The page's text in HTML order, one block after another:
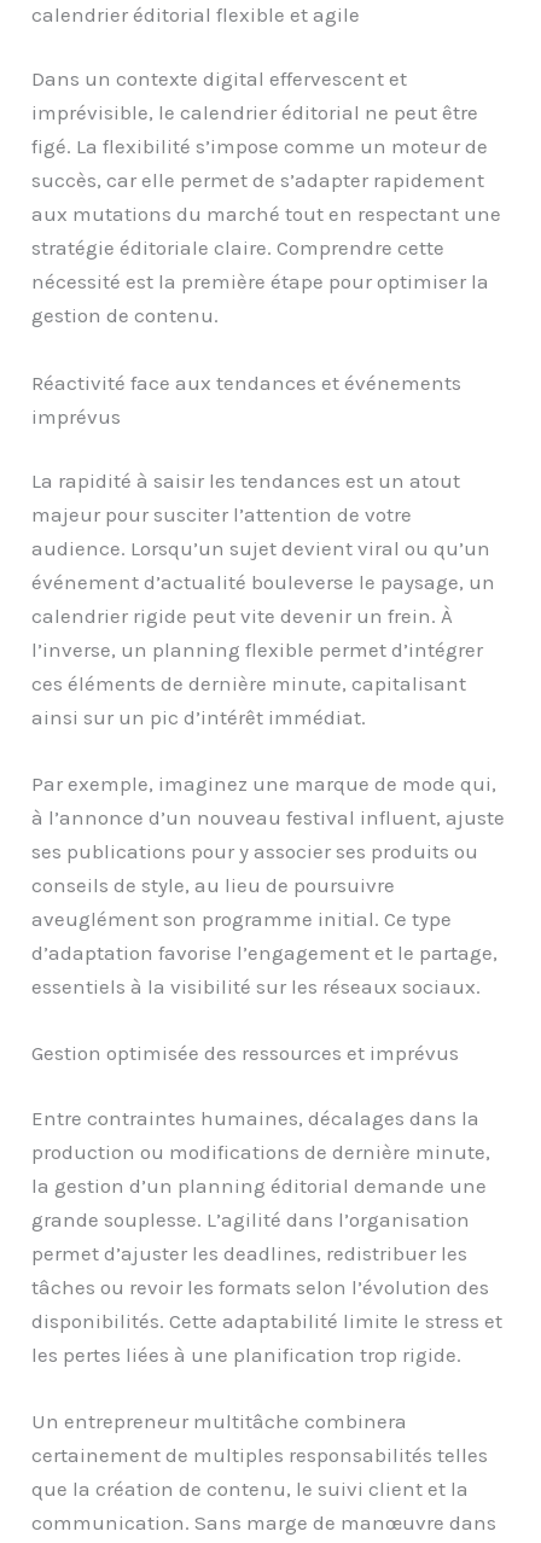
calendrier éditorial flexible et agile
Dans un contexte digital effervescent et
imprévisible, le calendrier éditorial ne peut être
figé. La flexibilité s’impose comme un moteur de
succès, car elle permet de s’adapter rapidement
aux mutations du marché tout en respectant une
stratégie éditoriale claire. Comprendre cette
nécessité est la première étape pour optimiser la
gestion de contenu.
Réactivité face aux tendances et événements
imprévus
La rapidité à saisir les tendances est un atout
majeur pour susciter l’attention de votre
audience. Lorsqu’un sujet devient viral ou qu’un
événement d’actualité bouleverse le paysage, un
calendrier rigide peut vite devenir un frein. À
l’inverse, un planning flexible permet d’intégrer
ces éléments de dernière minute, capitalisant
ainsi sur un pic d’intérêt immédiat.
Par exemple, imaginez une marque de mode qui,
à l’annonce d’un nouveau festival influent, ajuste
ses publications pour y associer ses produits ou
conseils de style, au lieu de poursuivre
aveuglément son programme initial. Ce type
d’adaptation favorise l’engagement et le partage,
essentiels à la visibilité sur les réseaux sociaux.
Gestion optimisée des ressources et imprévus
Entre contraintes humaines, décalages dans la
production ou modifications de dernière minute,
la gestion d’un planning éditorial demande une
grande souplesse. L’agilité dans l’organisation
permet d’ajuster les deadlines, redistribuer les
tâches ou revoir les formats selon l’évolution des
disponibilités. Cette adaptabilité limite le stress et
les pertes liées à une planification trop rigide.
Un entrepreneur multitâche combinera
certainement de multiples responsabilités telles
que la création de contenu, le suivi client et la
communication. Sans marge de manœuvre dans